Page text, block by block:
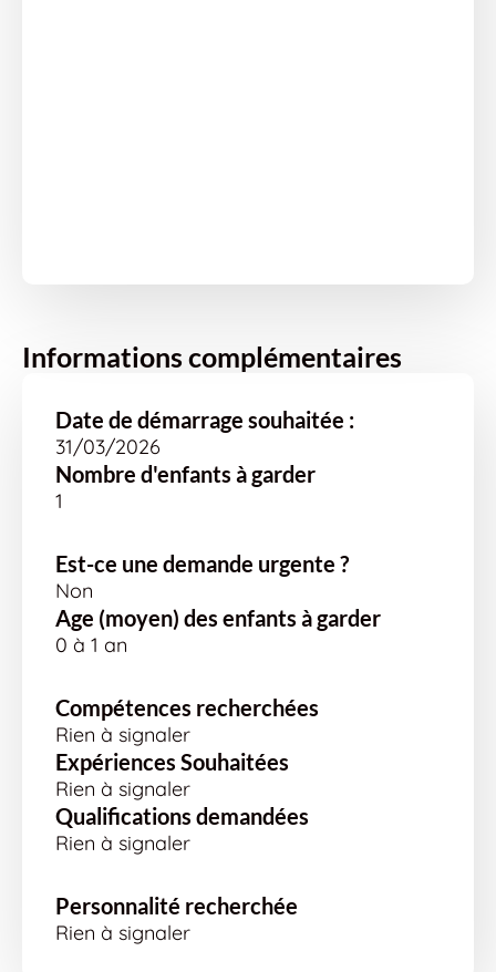
Informations complémentaires
Date de démarrage souhaitée :
31/03/2026
Nombre d'enfants à garder
1
Est-ce une demande urgente ?
Non
Age (moyen) des enfants à garder
0 à 1 an
Compétences recherchées
Rien à signaler
Expériences Souhaitées
Rien à signaler
Qualifications demandées
Rien à signaler
Personnalité recherchée
Rien à signaler